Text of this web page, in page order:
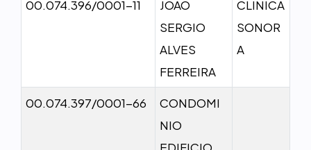
00.074.396/0001-11
JOAO
SERGIO
ALVES
FERREIRA
CLINICA
SONOR
A
00.074.397/0001-66
CONDOMI
NIO